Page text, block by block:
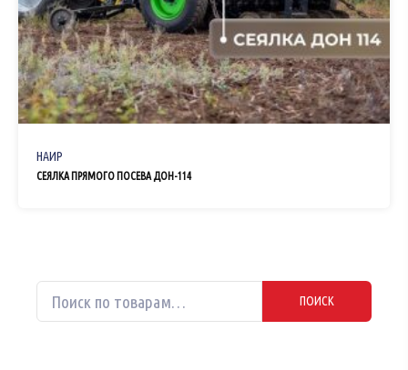
НАИР
СЕЯЛКА ПРЯМОГО ПОСЕВА ДОН-114
Искать:ПОИСК